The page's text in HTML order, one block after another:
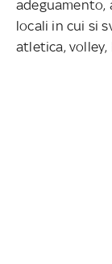
locali in cui si
atletica, volley,